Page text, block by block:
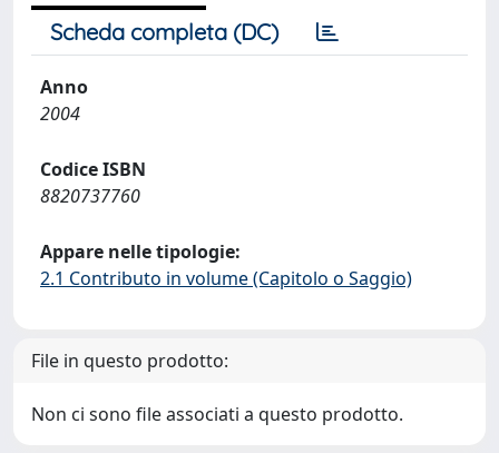
Scheda completa (DC)
Anno
2004
Codice ISBN
8820737760
Appare nelle tipologie:
2.1 Contributo in volume (Capitolo o Saggio)
File in questo prodotto:
Non ci sono file associati a questo prodotto.